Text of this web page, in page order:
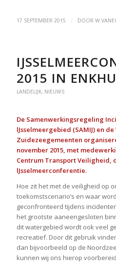
17 SEPTEMBER 2015 / DOOR
2015 IN
LANDELIJK, NIEUWS
De Samenwerkingsregeling
lJsselmeergebied (SAMIJ) en
Zuidezeegemeenten
november 2015, met
Centrum Transport Veiligheid,
lJsselmeerconferentie.
Hoe zit het met de veiligheid op
toekomstscenario’s en waar
geconfronteerd tijdens
het grootste aaneengesloten
dit watergebied wordt ook veel
recreatief. Door dit gebruik
dan bijvoorbeeld op de
kunnen wij ons hierop